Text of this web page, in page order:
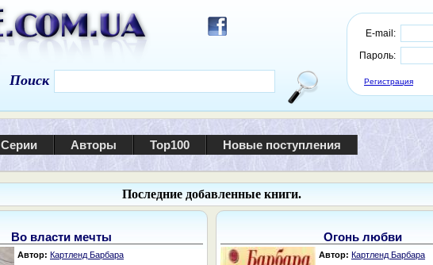
E-mail:
Пароль:
Регистрация
Поиск
Серии Авторы Top100 Новые поступления
Последние добавленные книги.
Во власти мечты
Автор: Картленд Барбара
Огонь любви
Автор: Картленд Барбара